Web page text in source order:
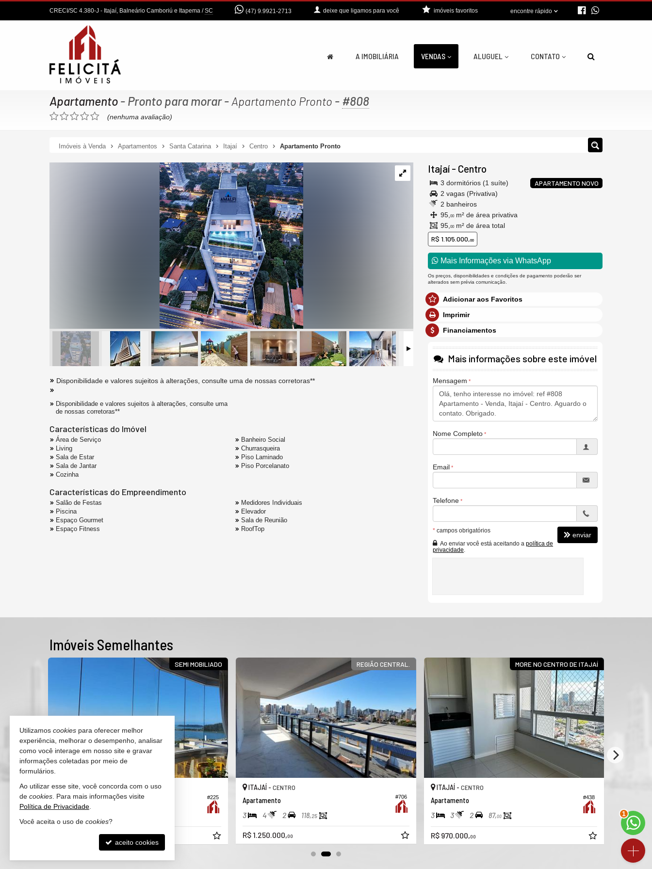
CRECI/SC 4.380-J - Itajaí, Balneário Camboriú e Itapema /SC (47) 9.9921-2713 deixe que ligamos para você encontre rápido
imóveis favoritos
A IMOBILIÁRIA VENDAS ALUGUEL CONTATO
Apartamento - Pronto para morar- Apartamento Pronto - #808
(nenhuma avaliação)
Imóveis à Venda Apartamentos Santa Catarina Itajaí Centro Apartamento Pronto
Disponibilidade e valores sujeitos à alterações, consulte uma de nossas corretoras**
Disponibilidade e valores sujeitos à alterações, consulte uma
de nossas corretoras**
Características do Imóvel
Área de Serviço
Living
Sala de Estar
Sala de Jantar
Cozinha
Banheiro Social
Churrasqueira
Piso Laminado
Piso Porcelanato
Características do Empreendimento
Salão de Festas
Piscina
Espaço Gourmet
Espaço Fitness
Medidores Individuais
Elevador
Sala de Reunião
RoofTop
Itajaí - Centro
APARTAMENTO NOVO
3 dormitórios (1 suíte)
2 vagas (Privativa)
2 banheiros
95, 00 m² de área privativa
95, 00 m² de área total
R$ 1.105.000,00
Mais Informações via WhatsApp
Os preços, disponibilidades e condições de pagamento poderão ser
alterados sem prévia comunicação.
Adicionar aos Favoritos
Imprimir
Financiamentos
Mais informações sobre este imóvel
Mensagem
Nome Completo
Email
Telefone
* campos obrigatórios
Ao enviar você está aceitando a política de
privacidade
enviar
Imóveis Semelhantes
#726
SEMI MOBILIADO
#225
ITAJAÍ -CENTRO
Apartamento
R$ 1.250.000,00
REGIÃO CENTRAL.
#706
ITAJAÍ -CENTRO
Apartamento
3 4 2 118,25
R$ 1.250.000,00
MORE NO CENTRO DE ITAJAÍ
#438
ITAJAÍ - CENTRO
Apartamento
3 3 2 87,00
R$ 970.000,00
3 2
R$
2
Utilizamos cookies para oferecer melhor
experiência, melhorar o desempenho, analisar
como você interage em nosso site e gravar
informações coletadas por meio de
formulários.
Ao utilizar esse site, você concorda com o uso
de cookies . Para mais informações visite
Política de Privacidade
Você aceita o uso de cookies?
aceito cookies